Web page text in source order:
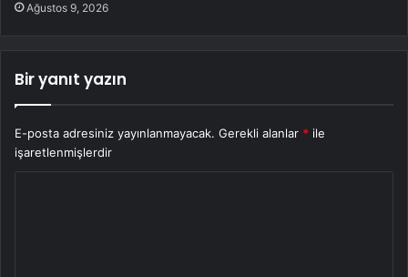
Ağustos 9, 2026
Bir yanıt yazın
E-posta adresiniz yayınlanmayacak. Gerekli alanlar * ile
işaretlenmişlerdir